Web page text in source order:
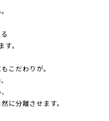
。
こだわりが。
に分離させます。